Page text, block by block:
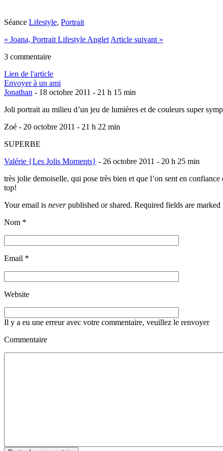
Séance Lifestyle, Portrait
« Joana, Portrait Lifestyle Anglet Article suivant »
3 commentaire
Lien de l'article
Envoyer à un ami
Jonathan - 18 octobre 2011 - 21 h 15 min
Joli portrait au milieu d’un jeu de lumières et de couleurs super
Zoé - 20 octobre 2011 - 21 h 22 min
SUPERBE
Valérie {Les Jolis Moments} - 26 octobre 2011 - 20 h 25 min
très jolie demoiselle, qui pose très bien et que l’on sent en
top!
Your email is neverpublished or shared. Required fields are marked
Nom *
Email *
Website
Il y a eu une erreur avec votre commentaire, veuillez le renvoyer
Commentaire